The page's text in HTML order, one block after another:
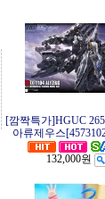
[깜짝특가]HGUC
아류제우스
132,000원